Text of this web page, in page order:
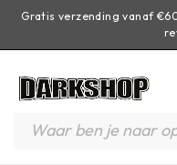
Gratis verzending vanaf